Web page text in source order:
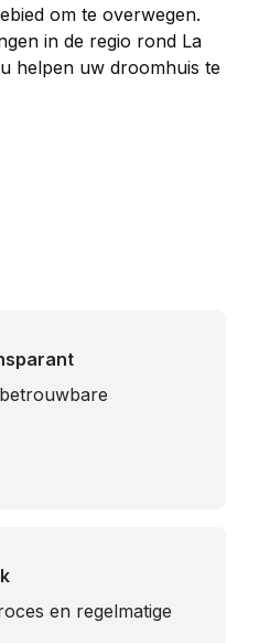
om te overwegen.
in de regio rond La
helpen uw droomhuis te
en regelmatige